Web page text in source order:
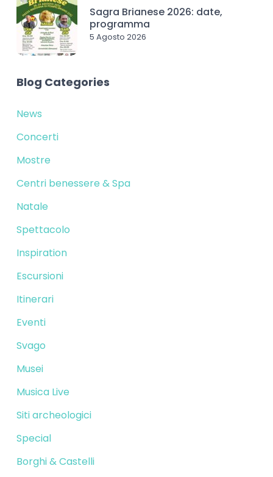
Sagra Brianese 2026: date,
programma
5 Agosto 2026
Blog Categories
News
Concerti
Mostre
Centri benessere & Spa
Natale
Spettacolo
Inspiration
Escursioni
Itinerari
Eventi
Svago
Musei
Musica Live
Siti archeologici
Special
Borghi & Castelli